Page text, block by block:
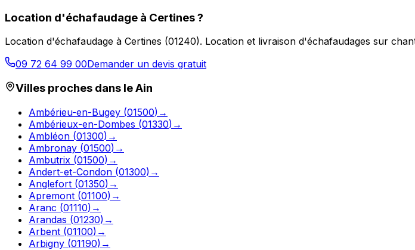
Location d'échafaudage à Certines?
Location d'échafaudage à Certines (01240). Location et livraison d'échafaudages sur
09 72 64 99 00Demander un devis gratuit
Villes proches dans leAin
Ambérieu-en-Bugey (01500) →
Ambérieux-en-Dombes (01330) →
Ambléon (01300) →
Ambronay (01500) →
Ambutrix (01500) →
Andert-et-Condon (01300) →
Anglefort (01350) →
Apremont (01100) →
Aranc (01110) →
Arandas (01230) →
Arbent (01100) →
Arbigny (01190) →